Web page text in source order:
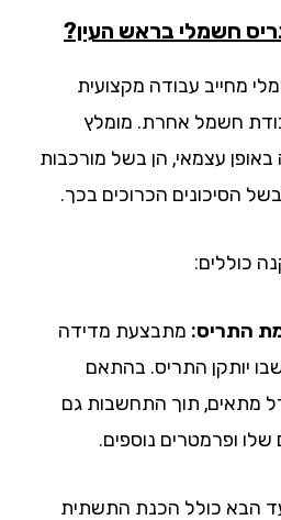
בראש העין?
עבודה מקצועית
חשמל אחרת. מומלץ
עצמאי, הן בשל מורכבות
הכרוכים בכך.
מתבצעת מדידה
התריס. בהתאם
תוך התחשבות גם
נוספים.
כולל הכנת התשתית